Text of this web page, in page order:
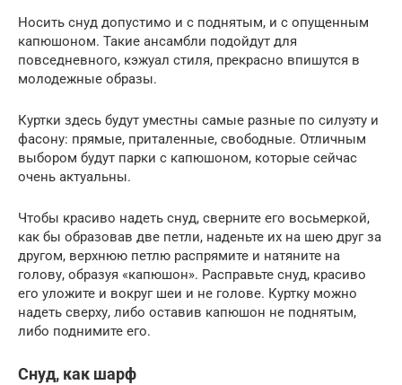
Носить снуд допустимо и с поднятым, и с опущенным
капюшоном. Такие ансамбли подойдут для
повседневного, кэжуал стиля, прекрасно впишутся в
молодежные образы.
Куртки здесь будут уместны самые разные по силуэту и
фасону: прямые, приталенные, свободные. Отличным
выбором будут парки с капюшоном, которые сейчас
очень актуальны.
Чтобы красиво надеть снуд, сверните его восьмеркой,
как бы образовав две петли, наденьте их на шею друг за
другом, верхнюю петлю распрямите и натяните на
голову, образуя «капюшон». Расправьте снуд, красиво
его уложите и вокруг шеи и не голове. Куртку можно
надеть сверху, либо оставив капюшон не поднятым,
либо поднимите его.
Снуд, как шарф